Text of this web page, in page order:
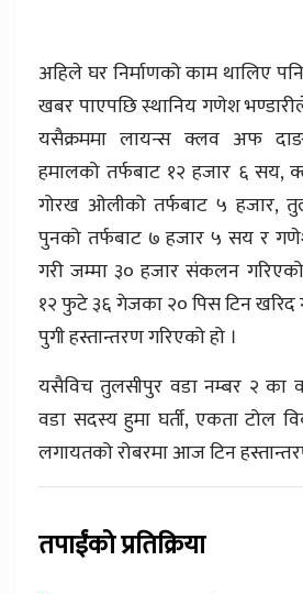
अहिले घर निर्माणको काम थालिए
खबर पाएपछि स्थानिय गणेश
यसैक्रममा लायन्स क्लव अफ
हमालको तर्फबाट १२ हजार ६ सय,
गोरख ओलीको तर्फबाट ५ हजार,
पुनको तर्फबाट ७ हजार ५ सय र
गरी जम्मा ३० हजार संकलन
१२ फुटे ३६ गेजका २० पिस टिन खरिद
पुगी हस्तान्तरण गरिएको हो ।
यसैविच तुलसीपुर वडा नम्बर २ का
वडा सदस्य हुमा घर्ती, एकता टोल
लगायतको रोबरमा आज टिन
तपाईंको प्रतिक्रिया